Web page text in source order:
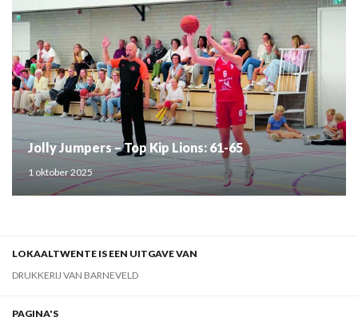
Jolly Jumpers – Top Kip Lions: 61-65
1 oktober 2025
LOKAALTWENTE IS EEN UITGAVE VAN
DRUKKERIJ VAN BARNEVELD
PAGINA'S